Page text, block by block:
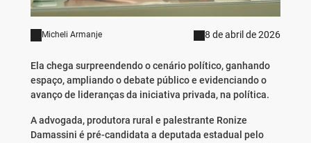
Micheli Armanje 8 de abril de 2026
Ela chega surpreendendo o cenário político, ganhando
espaço, ampliando o debate público e evidenciando o
avanço de lideranças da iniciativa privada, na política.
A advogada, produtora rural e palestrante Ronize
Damassini é pré-candidata a deputada estadual pelo